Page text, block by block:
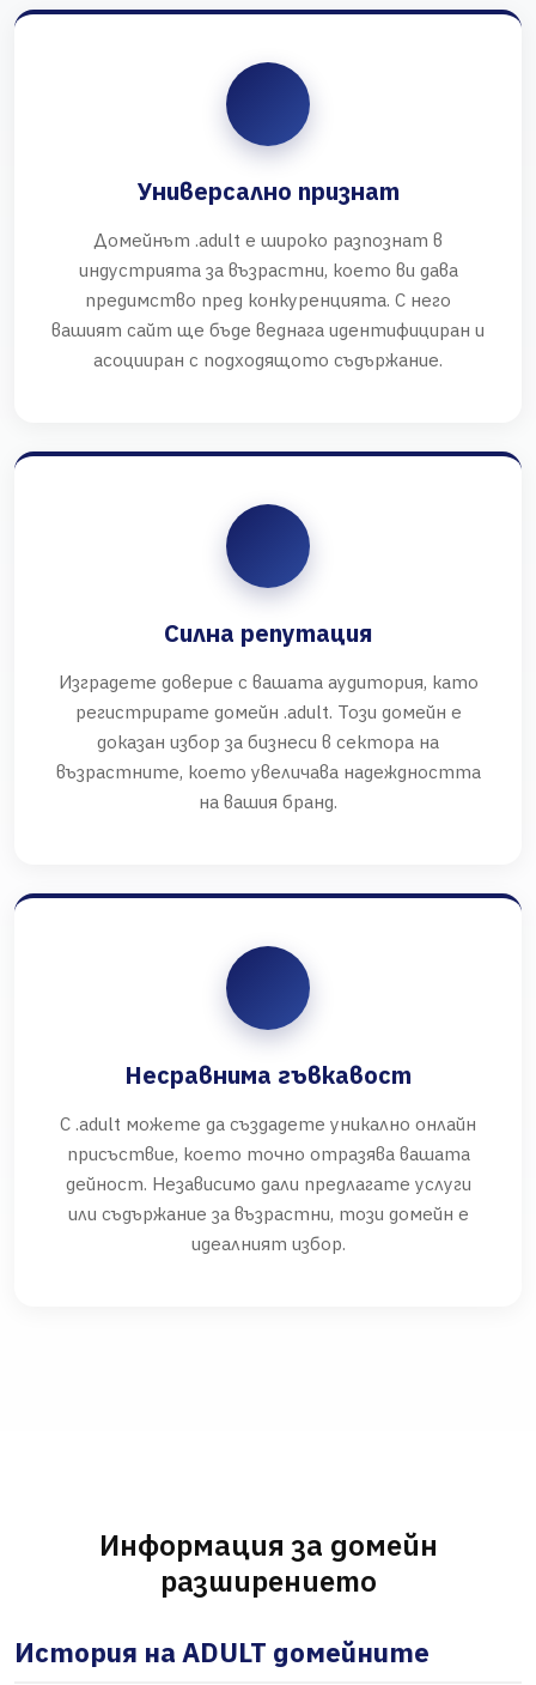
Универсално признат
Домейнът .adult е широко разпознат в
индустрията за възрастни, което ви дава
предимство пред конкуренцията. С него
вашият сайт ще бъде веднага идентифициран и
асоцииран с подходящото съдържание.
Силна репутация
Изградете доверие с вашата аудитория, като
регистрирате домейн .adult. Този домейн е
доказан избор за бизнеси в сектора на
възрастните, което увеличава надеждността
на вашия бранд.
Несравнима гъвкавост
С .adult можете да създадете уникално онлайн
присъствие, което точно отразява вашата
дейност. Независимо дали предлагате услуги
или съдържание за възрастни, този домейн е
идеалният избор.
Информация за домейн
разширението
История на ADULT домейните